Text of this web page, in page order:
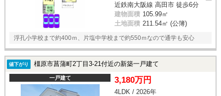
近鉄南大阪線 高田市 徒歩6分
建物面積 105.99㎡
土地面積 211.54㎡ (公簿)
浮孔小学校まで約400ｍ、片塩中学校まで約550ｍなので通学も安心
値下がり 橿原市菖蒲町2丁目3-21付近の新築一戸建て
一戸建て 3,180万円
4LDK / 2026年